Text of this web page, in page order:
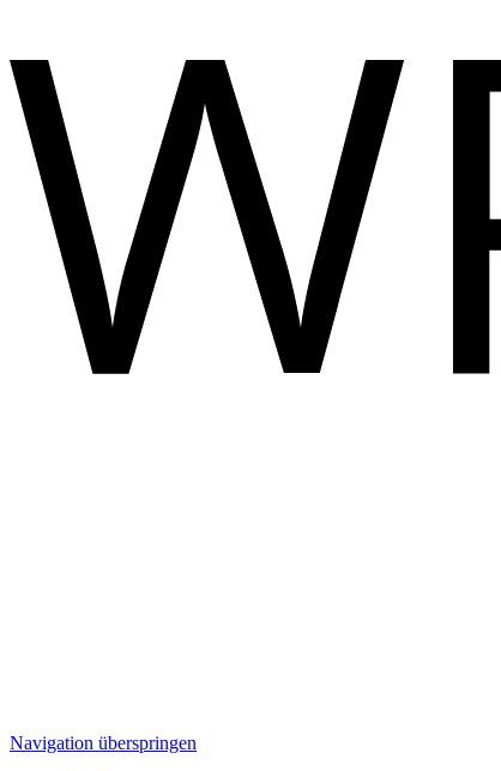
Navigation überspringen